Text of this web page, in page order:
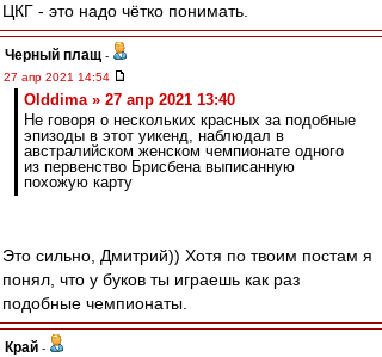
ЦКГ - это надо чётко понимать.
Черный плащ -
27 апр 2021 14:54
Olddima » 27 апр 2021 13:40
Не говоря о нескольких красных за подобные
эпизоды в этот уикенд, наблюдал в
австралийском женском чемпионате одного
из первенство Брисбена выписанную
похожую карту
Это сильно, Дмитрий)) Хотя по твоим постам я
понял, что у буков ты играешь как раз
подобные чемпионаты.
Край -